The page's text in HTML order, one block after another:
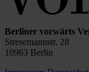
Berliner vorwärts
Stresemannstr. 28
10963 Berlin